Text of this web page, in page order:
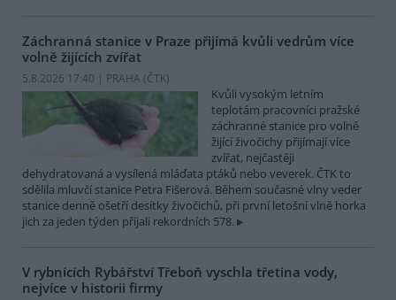
Záchranná stanice v Praze přijímá kvůli vedrům více
volně žijících zvířat
5.8.2026 17:40 | PRAHA (ČTK)
Kvůli vysokým letním
teplotám pracovníci pražské
záchranné stanice pro volně
žijící živočichy přijímají více
zvířat, nejčastěji
dehydratovaná a vysílená mláďata ptáků nebo veverek. ČTK to
sdělila mluvčí stanice Petra Fišerová. Během současné vlny veder
stanice denně ošetří desítky živočichů, při první letošní vlně horka
jich za jeden týden přijali rekordních 578.
V rybnících Rybářství Třeboň vyschla třetina vody,
nejvíce v historii firmy